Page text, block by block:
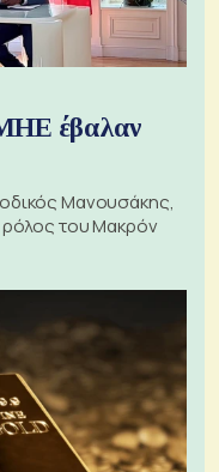
έβαλαν
Μανουσάκης,
ρόλος του Μακρόν